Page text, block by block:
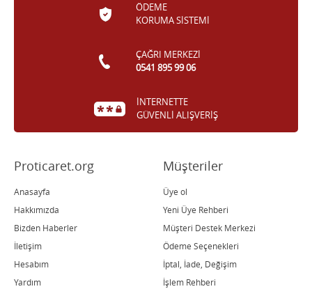
ÖDEME
KORUMA SİSTEMİ
ÇAĞRI MERKEZİ
0541 895 99 06
İNTERNETTE
GÜVENLİ ALIŞVERİŞ
Proticaret.org
Anasayfa
Hakkımızda
Bizden Haberler
İletişim
Hesabım
Yardım
Müşteriler
Üye ol
Yeni Üye Rehberi
Müşteri Destek Merkezi
Ödeme Seçenekleri
İptal, İade, Değişim
İşlem Rehberi